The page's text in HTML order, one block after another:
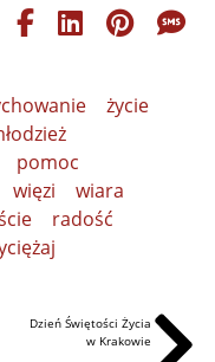
życie
pomoc
więzi
wiara
radość
Dzień Świętości Życia
w Krakowie